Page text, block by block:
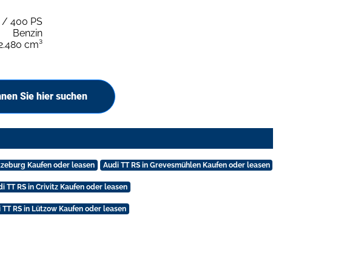
/ 400 PS
Benzin
cm³
Sie hier suchen
Kaufen oder leasen Audi TT RS in Grevesmühlen Kaufen oder leasen
TT RS in Crivitz Kaufen oder leasen
TT RS in Lützow Kaufen oder leasen